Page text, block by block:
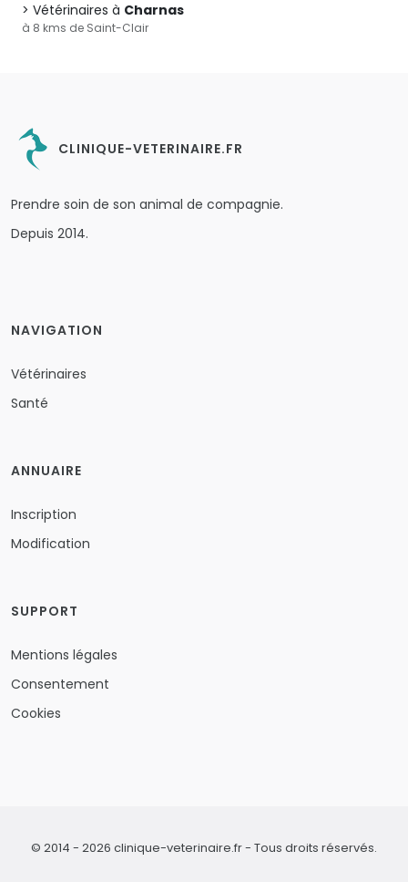
Vétérinaires à Charnas
à 8 kms de Saint-Clair
CLINIQUE-VETERINAIRE.FR
Prendre soin de son animal de compagnie.
Depuis 2014.
NAVIGATION
Vétérinaires
Santé
ANNUAIRE
Inscription
Modification
SUPPORT
Mentions légales
Consentement
Cookies
© 2014 - 2026 clinique-veterinaire.fr - Tous droits réservés.